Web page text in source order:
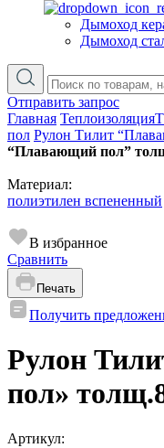
Дымоход
Дымоход
Отправить запрос
Главная Теплоизоляция
пол Рулон Тилит
“Плавающий пол”
Материал:
полиэтилен вспененный
В избранное
Сравнить
Печать
Получить
Рулон
пол»
Артикул: